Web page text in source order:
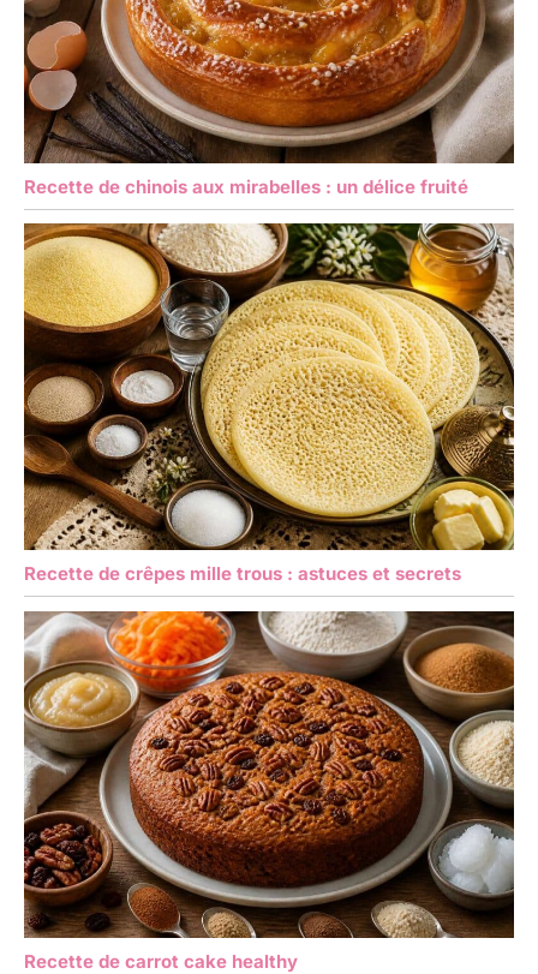
Recette de chinois aux mirabelles : un délice fruité
Recette de crêpes mille trous : astuces et secrets
Recette de carrot cake healthy